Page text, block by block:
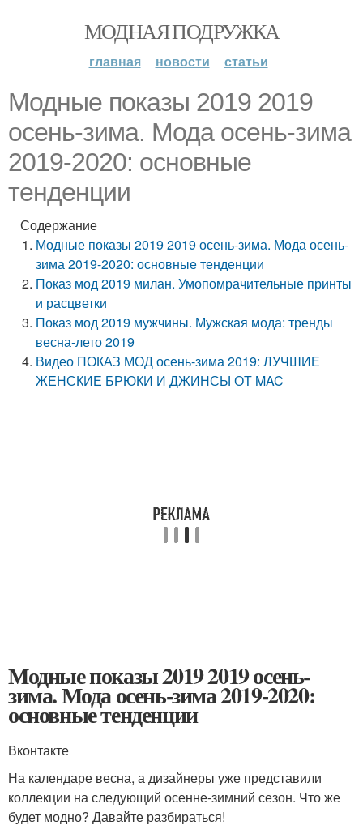
МОДНАЯ ПОДРУЖКА
главная новости статьи
Модные показы 2019 2019
осень-зима. Мода осень-зима
2019-2020: основные
тенденции
Содержание
Модные показы 2019 2019 осень-зима. Мода осень-
зима 2019-2020: основные тенденции
Показ мод 2019 милан. Умопомрачительные принты
и расцветки
Показ мод 2019 мужчины. Мужская мода: тренды
весна-лето 2019
Видео ПОКАЗ МОД осень-зима 2019: ЛУЧШИЕ
ЖЕНСКИЕ БРЮКИ И ДЖИНСЫ ОТ MAC
Модные показы 2019 2019 осень-
зима. Мода осень-зима 2019-2020:
основные тенденции
Вконтакте
На календаре весна, а дизайнеры уже представили
коллекции на следующий осенне-зимний сезон. Что же
будет модно? Давайте разбираться!